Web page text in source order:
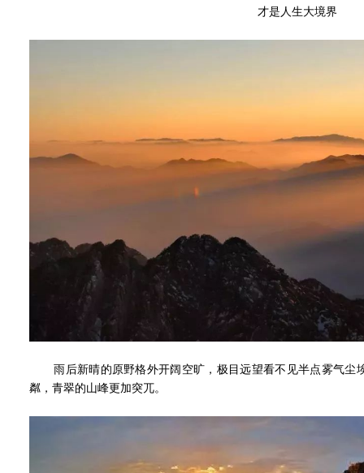
才是人生大境界
雨后新晴的原野格外开阔空旷，极目远望看不见半点雾气尘
粼，青翠的山峰更加突兀。